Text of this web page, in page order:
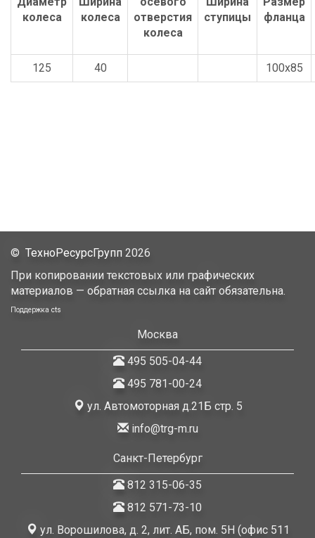
125 40 100x85
© ТехноРесурсГрупп 2026
При копировании текстовых или графических
материалов — обратная ссылка на сайт обязательна.
Поддержка cts
Москва
495 505-04-44
495 781-00-24
ул. Автомоторная д.21Б стр. 5
info@trg-m.ru
Санкт-Петербург
812 315-06-35
812 571-73-10
ул. Ворошилова, д. 2, лит. АБ, пом. 5Н (офис 511